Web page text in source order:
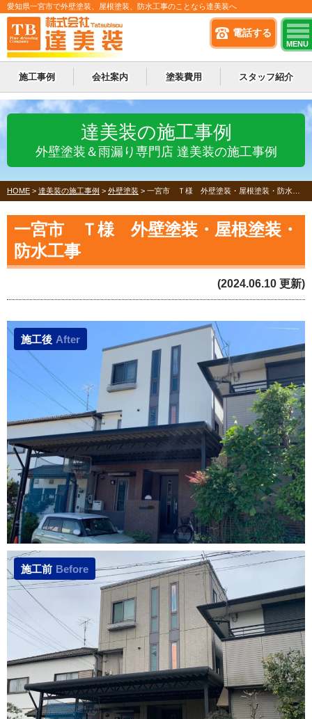
電話する
MENU
愛知県一宮市で外壁塗装、屋根塗装、防水工事のことなら達美装へ
施工事例 会社案内 塗装費用 スタッフ紹介
達美装の施工事例
外壁塗装＆雨漏り専門店 達美装の施工事例
HOME > 達美装の施工事例 > 外壁塗装 > 一宮市 Ｔ様 外壁塗装・屋根塗装・防水工事
一宮市 Ｔ様 外壁塗装・屋根塗装・
防水工事
(2024.06.10 更新)
施工後 After
施工前 Before